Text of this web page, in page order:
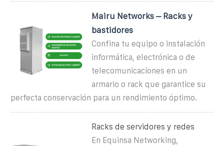
Mairu Networks – Racks y
bastidores
Confina tu equipo o instalación
informática, electrónica o de
telecomunicaciones en un
armario o rack que garantice su
perfecta conservación para un rendimiento óptimo.
Racks de servidores y redes
En Equinsa Networking,